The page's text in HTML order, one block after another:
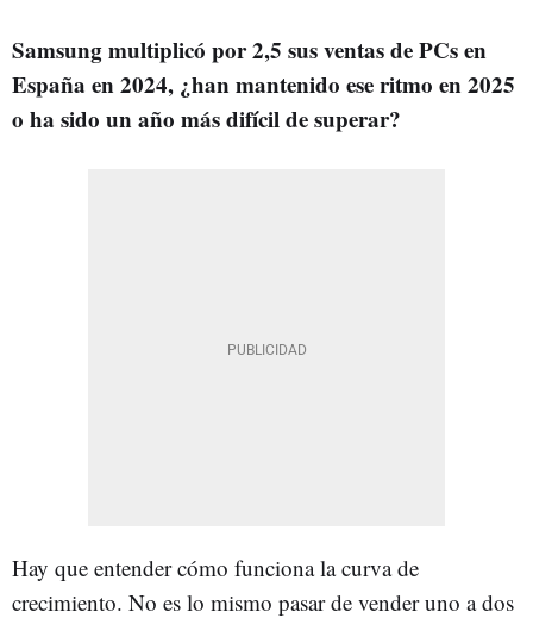
Samsung multiplicó por 2,5 sus ventas de PCs en
España en 2024, ¿han mantenido ese ritmo en 2025
o ha sido un año más difícil de superar?
Hay que entender cómo funciona la curva de
crecimiento. No es lo mismo pasar de vender uno a dos